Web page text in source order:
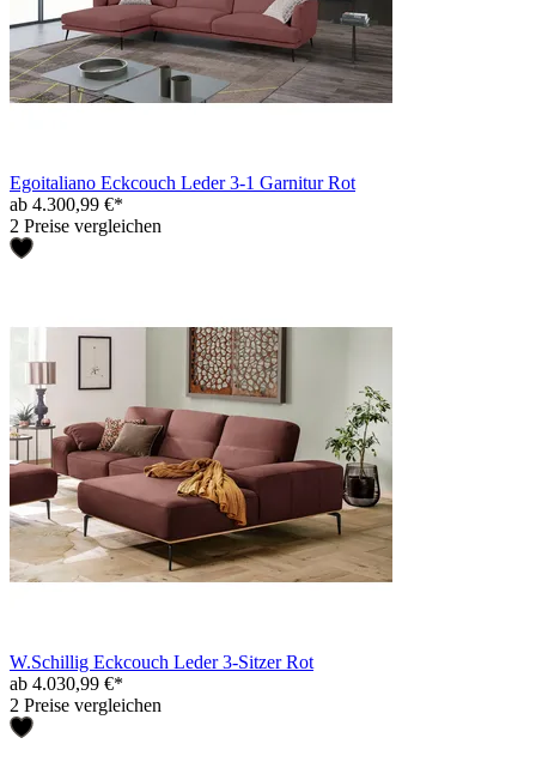
Egoitaliano Eckcouch Leder 3-1 Garnitur Rot
ab 4.300,99 €*
2 Preise vergleichen
W.Schillig Eckcouch Leder 3-Sitzer Rot
ab 4.030,99 €*
2 Preise vergleichen